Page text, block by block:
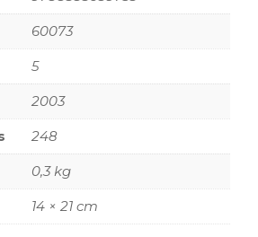
60073
5
2003
248
0,3 kg
14 × 21 cm